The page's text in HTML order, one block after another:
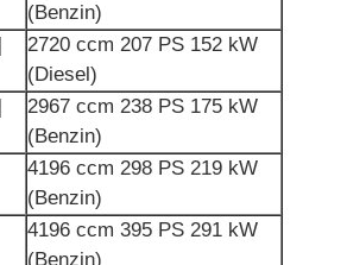
(Benzin)
2720 ​​ccm 207 PS 152 kW
(Diesel)
2967 ccm 238 PS 175 kW
(Benzin)
4196 ccm 298 PS 219 kW
(Benzin)
4196 ccm 395 PS 291 kW
(Benzin)